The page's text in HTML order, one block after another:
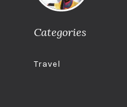
Categories
Travel